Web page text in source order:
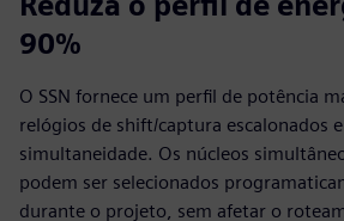
90%
O SSN fornece um perfil de potência
relógios de shift/captura escalonados
simultaneidade. Os núcleos
podem ser selecionados
durante o projeto, sem afetar o